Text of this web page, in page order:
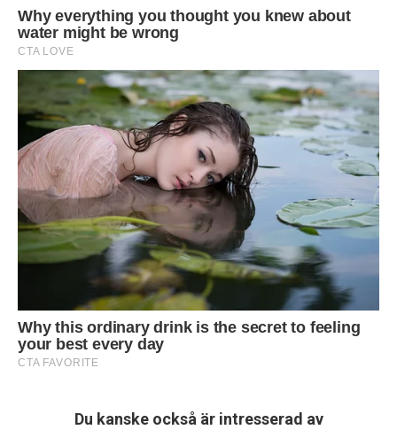
Du kanske också är intresserad av